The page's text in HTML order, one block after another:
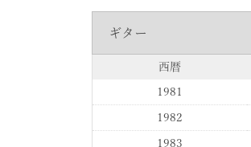
ギター
西暦
1981
1982
1983